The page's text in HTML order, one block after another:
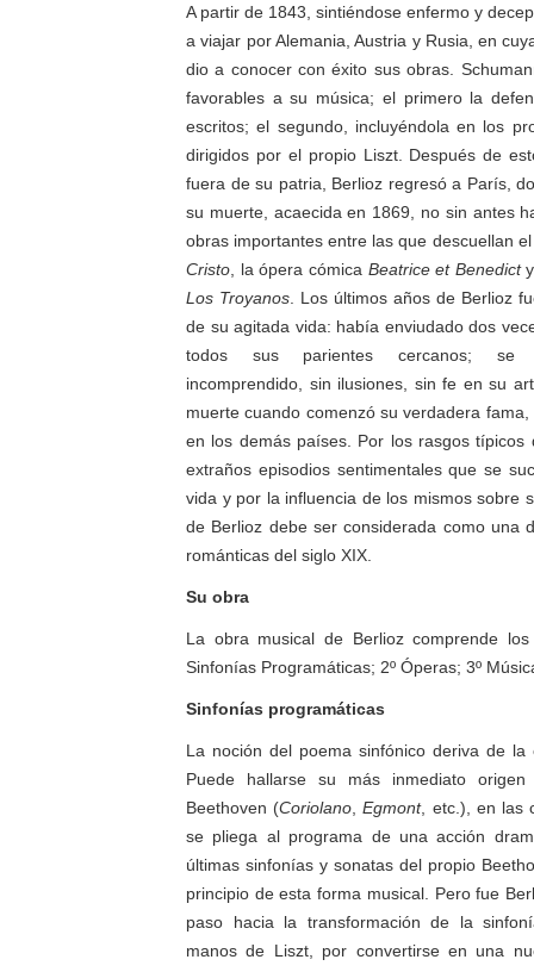
A partir de 1843, sintiéndose enfermo y
a viajar por Alemania, Austria y Rusia, en
dio a conocer con éxito sus obras.
favorables a su música; el primero la
escritos; el segundo, incluyéndola en los
dirigidos por el propio Liszt. Después de
fuera de su patria, Berlioz regresó a París,
su muerte, acaecida en 1869, no sin antes
obras importantes entre las que descuellan
Cristo , la ópera cómica Beatrice et Benedicty
Los Troyanos . Los últimos años de Berlioz
de su agitada vida: había enviudado dos
todos sus parientes cercanos; se
incomprendido, sin ilusiones, sin fe en su
muerte cuando comenzó su verdadera
en los demás países. Por los rasgos típicos
extraños episodios sentimentales que se
vida y por la influencia de los mismos sobre
de Berlioz debe ser considerada como una
románticas del siglo XIX.
Su obra
La obra musical de Berlioz comprende
Sinfonías Programáticas; 2º Óperas; 3º
Sinfonías programáticas
La noción del poema sinfónico deriva de la
Puede hallarse su más inmediato
Beethoven (Coriolano ,Egmont, etc.), en las
se pliega al programa de una acción
últimas sinfonías y sonatas del propio
principio de esta forma musical. Pero fue
paso hacia la transformación de la
manos de Liszt, por convertirse en una